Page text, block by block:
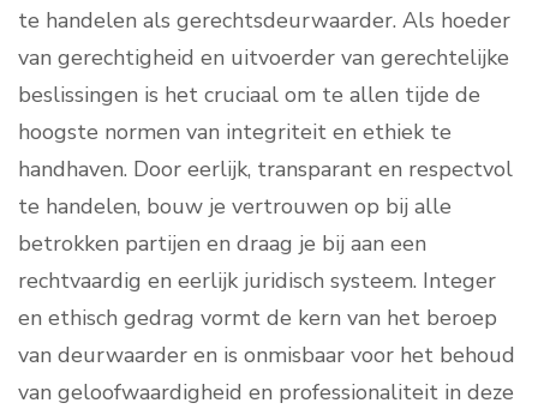
te handelen als gerechtsdeurwaarder. Als hoeder
van gerechtigheid en uitvoerder van gerechtelijke
beslissingen is het cruciaal om te allen tijde de
hoogste normen van integriteit en ethiek te
handhaven. Door eerlijk, transparant en respectvol
te handelen, bouw je vertrouwen op bij alle
betrokken partijen en draag je bij aan een
rechtvaardig en eerlijk juridisch systeem. Integer
en ethisch gedrag vormt de kern van het beroep
van deurwaarder en is onmisbaar voor het behoud
van geloofwaardigheid en professionaliteit in deze